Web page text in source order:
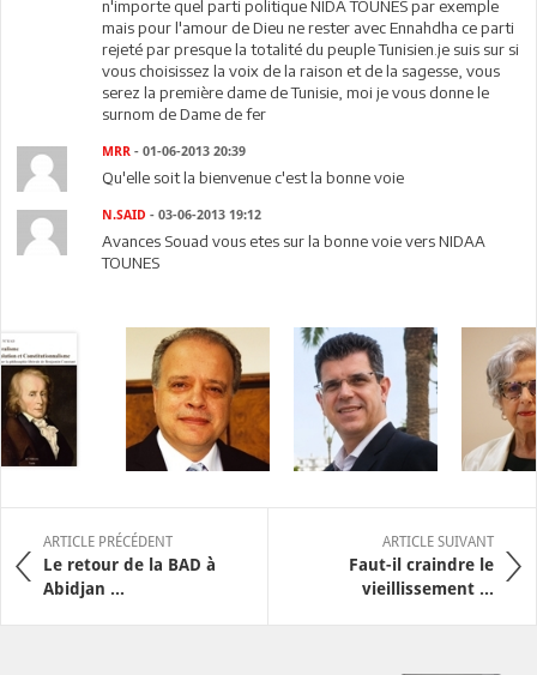
n'importe quel parti politique NIDA TOUNES par exemple
mais pour l'amour de Dieu ne rester avec Ennahdha ce parti
rejeté par presque la totalité du peuple Tunisien.je suis sur si
vous choisissez la voix de la raison et de la sagesse, vous
serez la première dame de Tunisie, moi je vous donne le
surnom de Dame de fer
MRR - 01-06-2013 20:39
Qu'elle soit la bienvenue c'est la bonne voie
N.SAID - 03-06-2013 19:12
Avances Souad vous etes sur la bonne voie vers NIDAA
TOUNES
ARTICLE PRÉCÉDENT
Le retour de la BAD à
Abidjan ...
ARTICLE SUIVANT
Faut-il craindre le
vieillissement ...